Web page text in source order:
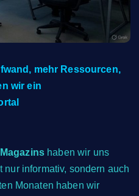
mehr Ressourcen,
wir ein
haben wir uns
nur informativ, sondern auch
Monaten haben wir